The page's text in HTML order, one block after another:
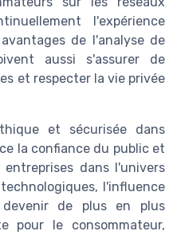
l'expérience
de l'analyse de
aussi s'assurer de
et respecter la vie privée
et sécurisée dans
la confiance du public et
dans l'univers
l'influence
de plus en plus
pour le consommateur,